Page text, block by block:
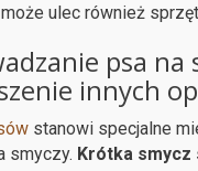
ulec również
psa na
innych
stanowi specjalne
smyczy. Krótka smycz